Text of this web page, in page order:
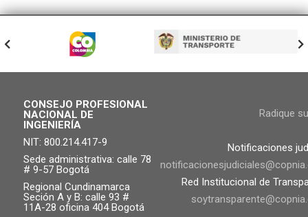
CONSEJO PROFESIONAL
NACIONAL DE
INGENIERÍA
NIT: 800.214.417-9
Sede administrativa: calle 78
# 9-57 Bogotá
Regional Cundinamarca
Seción A y B: calle 93 #
11A-28 oficina 404 Bogotá
Radique
Notificaciones
Red Institucional de